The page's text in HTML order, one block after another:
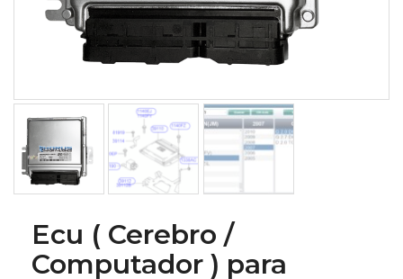
Ecu ( Cerebro /
Computador ) para